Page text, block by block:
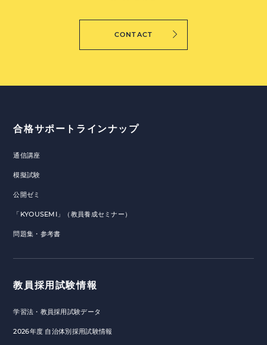
CONTACT
合格サポートラインナップ
通信講座
模擬試験
公開ゼミ
「KYOUSEMI」（教員養成セミナー）
問題集・参考書
教員採用試験情報
学習法・教員採用試験データ
2026年度 自治体別採用試験情報